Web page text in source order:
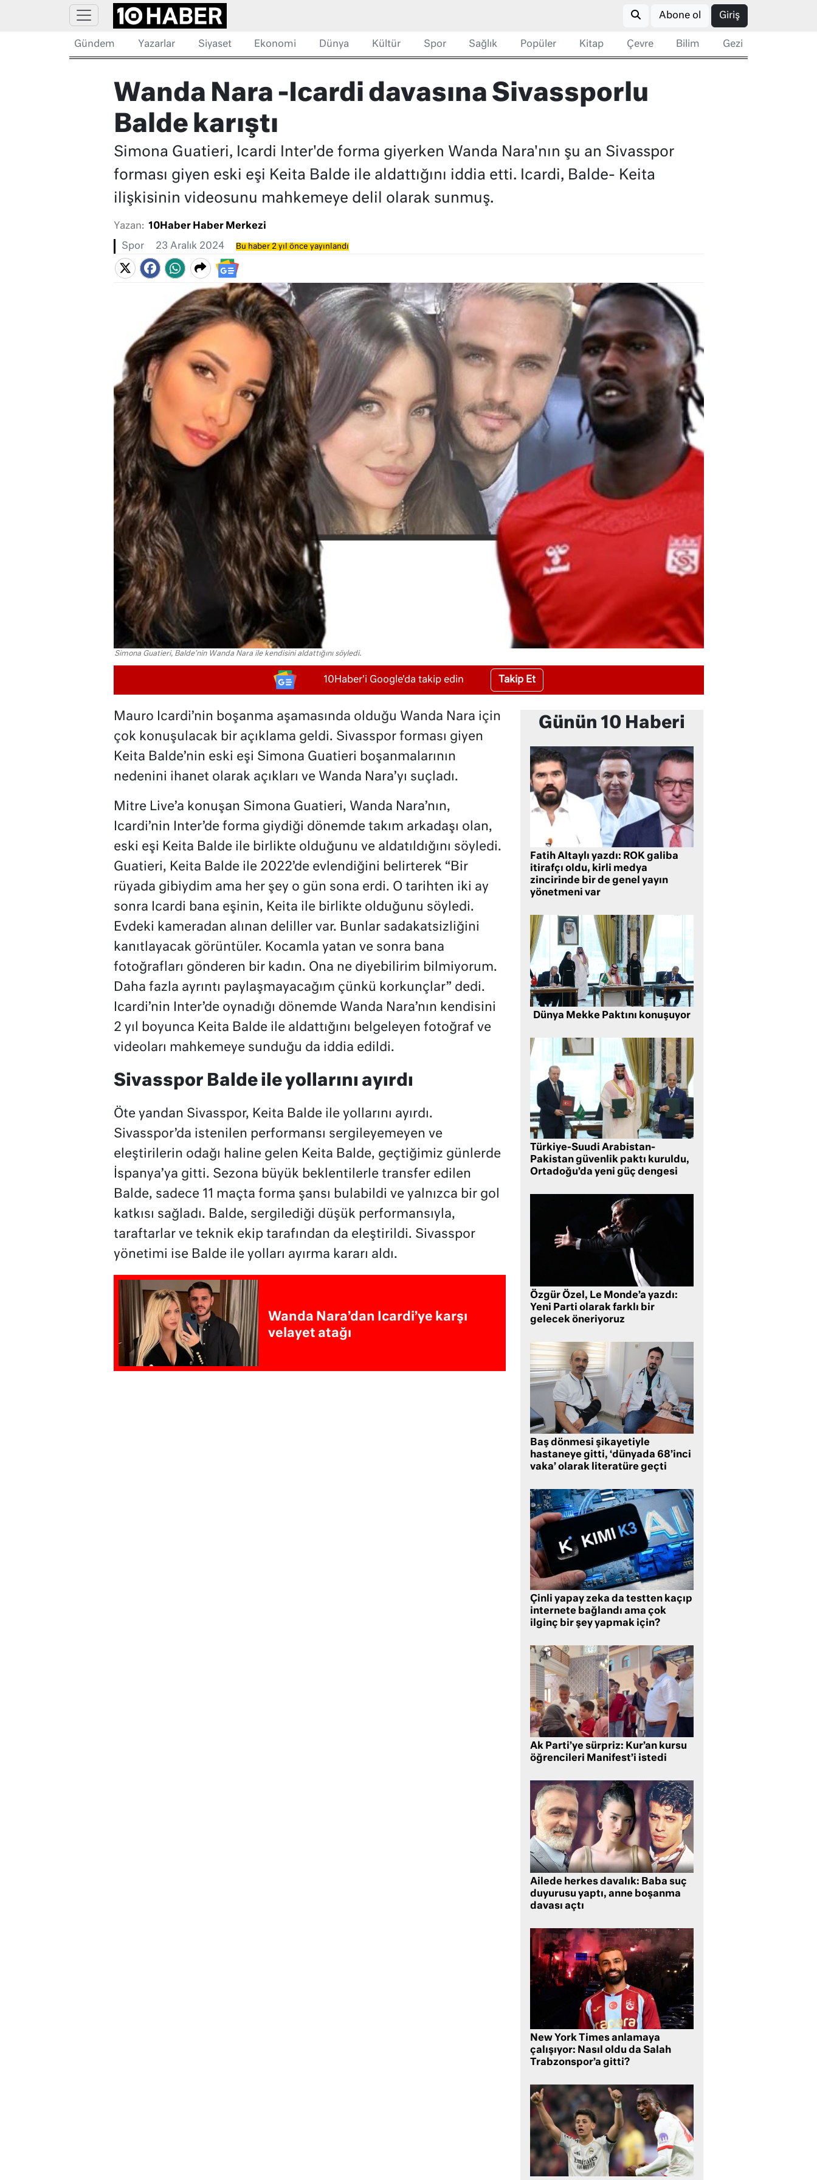
Abone ol Giriş
Gündem Yazarlar Siyaset Ekonomi Dünya Kültür Spor Sağlık Popüler Kitap Çevre Bilim Gezi
Wanda Nara -Icardi davasına Sivassporlu
Balde karıştı
Simona Guatieri, Icardi Inter'de forma giyerken Wanda Nara'nın şu an Sivasspor
forması giyen eski eşi Keita Balde ile aldattığını iddia etti. Icardi, Balde- Keita
ilişkisinin videosunu mahkemeye delil olarak sunmuş.
Yazan: 10Haber Haber Merkezi
Spor 23 Aralık 2024 Bu haber 2 yıl önce yayınlandı
Simona Guatieri, Balde'nin Wanda Nara ile kendisini aldattığını söyledi.
10Haber'i Google'da takip edin Takip Et
Mauro Icardi’nin boşanma aşamasında olduğu Wanda Nara için
çok konuşulacak bir açıklama geldi. Sivasspor forması giyen
Keita Balde’nin eski eşi Simona Guatieri boşanmalarının
nedenini ihanet olarak açıkları ve Wanda Nara’yı suçladı.
Mitre Live’a konuşan Simona Guatieri, Wanda Nara’nın,
Icardi’nin Inter’de forma giydiği dönemde takım arkadaşı olan,
eski eşi Keita Balde ile birlikte olduğunu ve aldatıldığını söyledi.
Guatieri, Keita Balde ile 2022’de evlendiğini belirterek “Bir
rüyada gibiydim ama her şey o gün sona erdi. O tarihten iki ay
sonra Icardi bana eşinin, Keita ile birlikte olduğunu söyledi.
Evdeki kameradan alınan deliller var. Bunlar sadakatsizliğini
kanıtlayacak görüntüler. Kocamla yatan ve sonra bana
fotoğrafları gönderen bir kadın. Ona ne diyebilirim bilmiyorum.
Daha fazla ayrıntı paylaşmayacağım çünkü korkunçlar” dedi.
Icardi’nin Inter’de oynadığı dönemde Wanda Nara’nın kendisini
2 yıl boyunca Keita Balde ile aldattığını belgeleyen fotoğraf ve
videoları mahkemeye sunduğu da iddia edildi.
Sivasspor Balde ile yollarını ayırdı
Öte yandan Sivasspor, Keita Balde ile yollarını ayırdı.
Sivasspor’da istenilen performansı sergileyemeyen ve
eleştirilerin odağı haline gelen Keita Balde, geçtiğimiz günlerde
İspanya’ya gitti. Sezona büyük beklentilerle transfer edilen
Balde, sadece 11 maçta forma şansı bulabildi ve yalnızca bir gol
katkısı sağladı. Balde, sergilediği düşük performansıyla,
taraftarlar ve teknik ekip tarafından da eleştirildi. Sivasspor
yönetimi ise Balde ile yolları ayırma kararı aldı.
Wanda Nara’dan Icardi’ye karşı
velayet atağı
Günün 10 Haberi
Fatih Altaylı yazdı: ROK galiba
itirafçı oldu, kirli medya
zincirinde bir de genel yayın
yönetmeni var
Dünya Mekke Paktını konuşuyor
Türkiye-Suudi Arabistan-
Pakistan güvenlik paktı kuruldu,
Ortadoğu’da yeni güç dengesi
Özgür Özel, Le Monde’a yazdı:
Yeni Parti olarak farklı bir
gelecek öneriyoruz
Baş dönmesi şikayetiyle
hastaneye gitti, ‘dünyada 68’inci
vaka’ olarak literatüre geçti
Çinli yapay zeka da testten kaçıp
internete bağlandı ama çok
ilginç bir şey yapmak için?
Ak Parti’ye sürpriz: Kur’an kursu
öğrencileri Manifest’i istedi
Ailede herkes davalık: Baba suç
duyurusu yaptı, anne boşanma
davası açtı
New York Times anlamaya
çalışıyor: Nasıl oldu da Salah
Trabzonspor’a gitti?